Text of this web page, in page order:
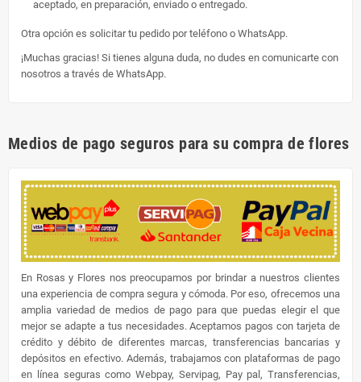
aceptado, en preparación, enviado o entregado.
Otra opción es solicitar tu pedido por teléfono o WhatsApp.
¡Muchas gracias! Si tienes alguna duda, no dudes en comunicarte con
nosotros a través de WhatsApp.
Medios de pago seguros para su compra de flores
En Rosas y Flores nos preocupamos por brindar a nuestros clientes
una experiencia de compra segura y cómoda. Por eso, ofrecemos una
amplia variedad de medios de pago para que puedas elegir el que
mejor se adapte a tus necesidades. Aceptamos pagos con tarjeta de
crédito y débito de diferentes marcas, transferencias bancarias y
depósitos en efectivo. Además, trabajamos con plataformas de pago
en línea seguras como Webpay, Servipag, Pay pal, Transferencias,